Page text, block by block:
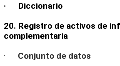
· Diccionario
20. Registro de activos de
complementaria
· Conjunto de datos